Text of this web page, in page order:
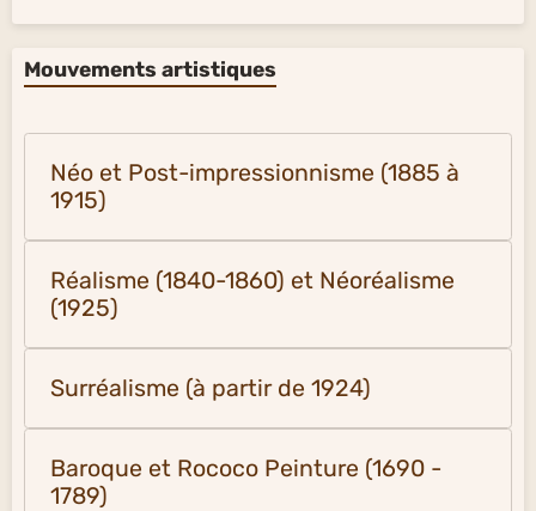
Mouvements artistiques
Néo et Post-impressionnisme (1885 à
1915)
Réalisme (1840-1860) et Néoréalisme
(1925)
Surréalisme (à partir de 1924)
Baroque et Rococo Peinture (1690 -
1789)